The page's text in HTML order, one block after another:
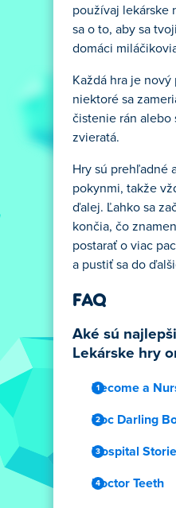
používaj lekárske
sa o to, aby sa
domáci
Každá hra je nový
niektoré sa
čistenie rán alebo
zvieratá.
Hry sú prehľadné
pokynmi, takže
ďalej. Ľahko sa
končia, čo
postarať o viac
a pustiť sa do
FAQ
Aké sú
Lekárske hry
Become a
Doc Darling
Hospital
Doctor Teeth